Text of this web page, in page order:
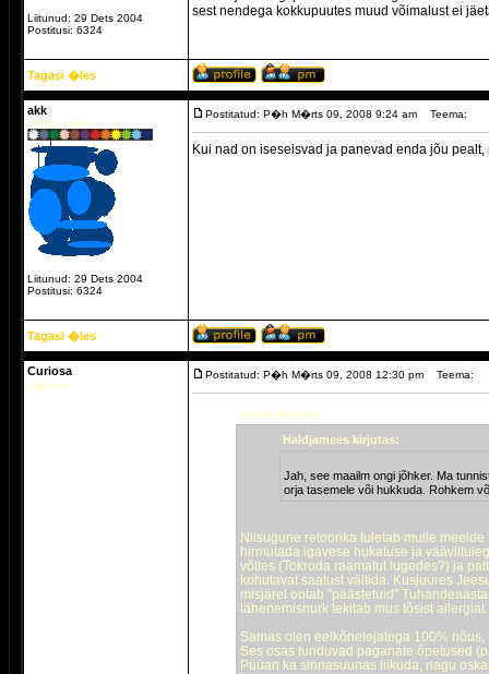
Liitunud: 29 Dets 2004
Postitusi: 6324
sest nendega kokkupuutes muud võimalust ei
Tagasi �les
akk
Indigo päike.
Liitunud: 29 Dets 2004
Postitusi: 6324
Postitatud: P�h M�rts 09, 2008 9:24 am Teema:
Kui nad on iseseisvad ja panevad enda jõu
Tagasi �les
Curiosa
K�laline
Postitatud: P�h M�rts 09, 2008 12:30 pm Teema:
Opsis kirjutas:
Haldjamees kirjutas:
Jah, see maailm ongi jõhker. Ma
orja tasemele või hukkuda. Rohkem
Niisugune retoorika tuletab mulle
hirmutada igavese hukatuse ja
võttes (Tokroda raamatut lugedes?) ja
kohutavat saatust vältida. Kusjuures
misjärel ootab "päästetuid"
lähenemisnurk tekitab mus tõsist allergiat.
Samas olen eelkõnelejatega 100%
Ses osas tunduvad paganate õpetused
Püüan ka sinnasuunas liikuda, nagu